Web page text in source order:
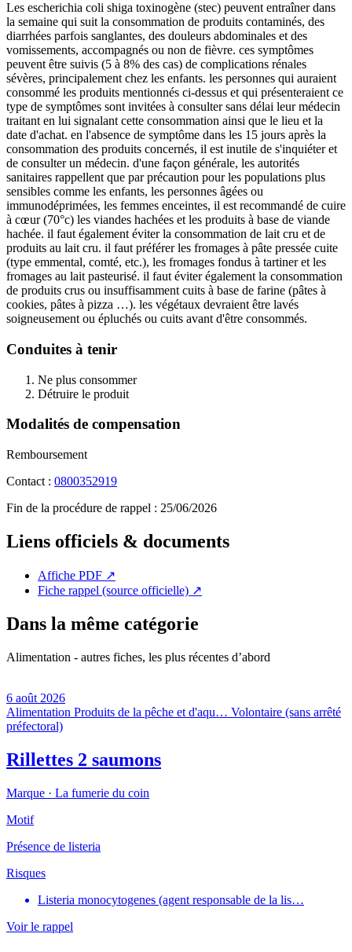
Les escherichia coli shiga toxinogène (stec) peuvent entraîner dans
la semaine qui suit la consommation de produits contaminés, des
diarrhées parfois sanglantes, des douleurs abdominales et des
vomissements, accompagnés ou non de fièvre. ces symptômes
peuvent être suivis (5 à 8% des cas) de complications rénales
sévères, principalement chez les enfants. les personnes qui auraient
consommé les produits mentionnés ci-dessus et qui présenteraient ce
type de symptômes sont invitées à consulter sans délai leur médecin
traitant en lui signalant cette consommation ainsi que le lieu et la
date d'achat. en l'absence de symptôme dans les 15 jours après la
consommation des produits concernés, il est inutile de s'inquiéter et
de consulter un médecin. d'une façon générale, les autorités
sanitaires rappellent que par précaution pour les populations plus
sensibles comme les enfants, les personnes âgées ou
immunodéprimées, les femmes enceintes, il est recommandé de cuire
à cœur (70°c) les viandes hachées et les produits à base de viande
hachée. il faut également éviter la consommation de lait cru et de
produits au lait cru. il faut préférer les fromages à pâte pressée cuite
(type emmental, comté, etc.), les fromages fondus à tartiner et les
fromages au lait pasteurisé. il faut éviter également la consommation
de produits crus ou insuffisamment cuits à base de farine (pâtes à
cookies, pâtes à pizza …). les végétaux devraient être lavés
soigneusement ou épluchés ou cuits avant d'être consommés.
Conduites à tenir
Ne plus consommer
Détruire le produit
Modalités de compensation
Remboursement
Contact : 0800352919
Fin de la procédure de rappel : 25/06/2026
Liens officiels & documents
Affiche PDF ↗
Fiche rappel (source officielle) ↗
Dans la même catégorie
Alimentation - autres fiches, les plus récentes d’abord
6 août 2026
Alimentation Produits de la pêche et d'aqu… Volontaire (sans arrêté
préfectoral)
Rillettes 2 saumons
Marque · La fumerie du coin
Motif
Présence de listeria
Risques
Listeria monocytogenes (agent responsable de la lis…
Voir le rappel